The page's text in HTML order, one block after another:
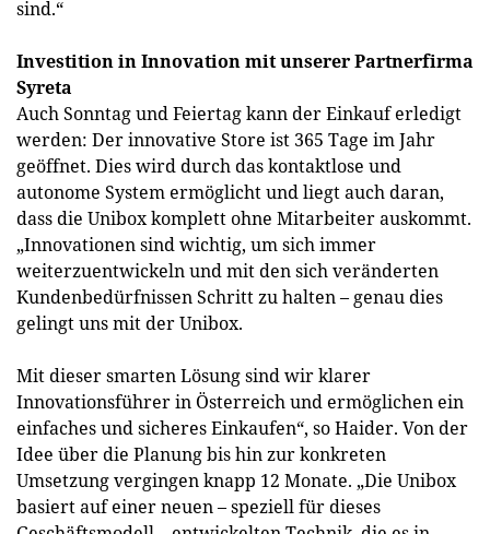
sind.“
Investition in Innovation mit unserer Partnerfirma
Syreta
Auch Sonntag und Feiertag kann der Einkauf erledigt
werden: Der innovative Store ist 365 Tage im Jahr
geöffnet. Dies wird durch das kontaktlose und
autonome System ermöglicht und liegt auch daran,
dass die Unibox komplett ohne Mitarbeiter auskommt.
„Innovationen sind wichtig, um sich immer
weiterzuentwickeln und mit den sich veränderten
Kundenbedürfnissen Schritt zu halten – genau dies
gelingt uns mit der Unibox.
Mit dieser smarten Lösung sind wir klarer
Innovationsführer in Österreich und ermöglichen ein
einfaches und sicheres Einkaufen“, so Haider. Von der
Idee über die Planung bis hin zur konkreten
Umsetzung vergingen knapp 12 Monate. „Die Unibox
basiert auf einer neuen – speziell für dieses